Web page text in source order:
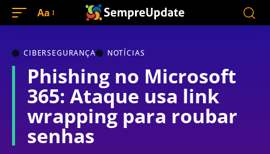
Aa
CIBERSEGURANÇA NOTÍCIAS
Phishing no Microsoft
365: Ataque usa link
wrapping para roubar
senhas